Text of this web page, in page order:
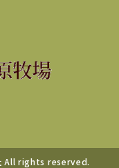
All rights reserved.